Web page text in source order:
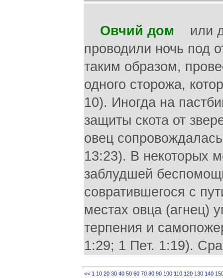
Овчий дом или
проводили ночь под
таким образом,
одного сторожа,
10). Иногда на
защиты скота от
овец
13:23). В некоторых
заблудшей
совратившегося с
местах овца (агнец)
терпения и
1:29; 1 Пет. 1:19).
<< 1 10 20 30 40 50 60 70 80 90 100 110 120 130 140